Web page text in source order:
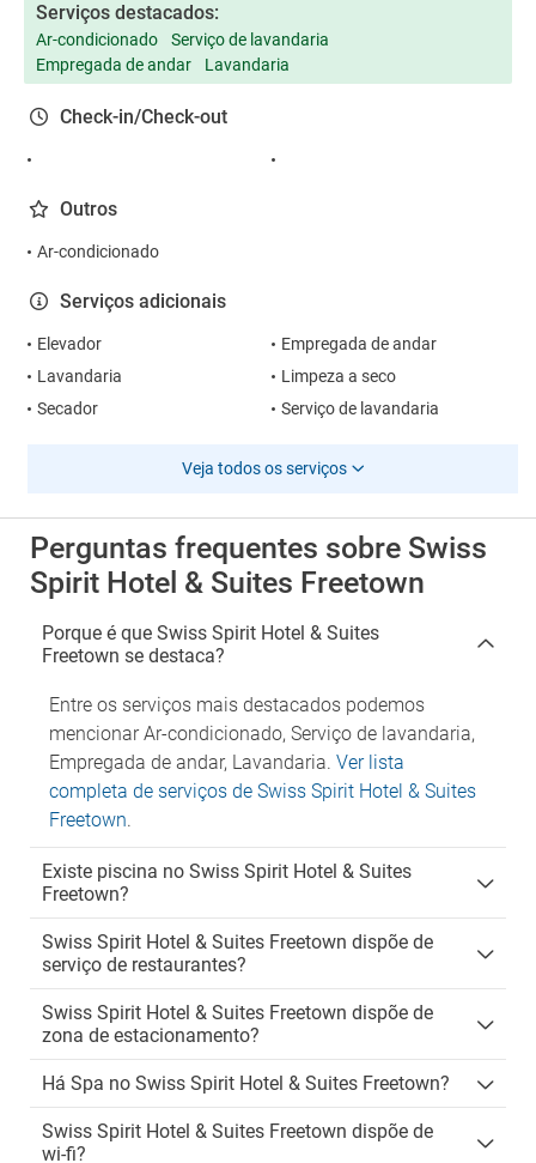
Serviços destacados:
Ar-condicionado
Serviço de lavandaria
Empregada de andar
Lavandaria
Check-in/Check-out
Outros
Ar-condicionado
Serviços adicionais
Elevador
Empregada de andar
Lavandaria
Limpeza a seco
Secador
Serviço de lavandaria
Veja todos os serviços
Perguntas frequentes sobre Swiss
Spirit Hotel & Suites Freetown
Porque é que Swiss Spirit Hotel & Suites
Freetown se destaca?
Entre os serviços mais destacados podemos
mencionar Ar-condicionado, Serviço de lavandaria,
Empregada de andar, Lavandaria. Ver lista
completa de serviços de Swiss Spirit Hotel & Suites
Freetown.
Existe piscina no Swiss Spirit Hotel & Suites
Freetown?
Swiss Spirit Hotel & Suites Freetown dispõe de
serviço de restaurantes?
Swiss Spirit Hotel & Suites Freetown dispõe de
zona de estacionamento?
Há Spa no Swiss Spirit Hotel & Suites Freetown?
Swiss Spirit Hotel & Suites Freetown dispõe de
wi-fi?